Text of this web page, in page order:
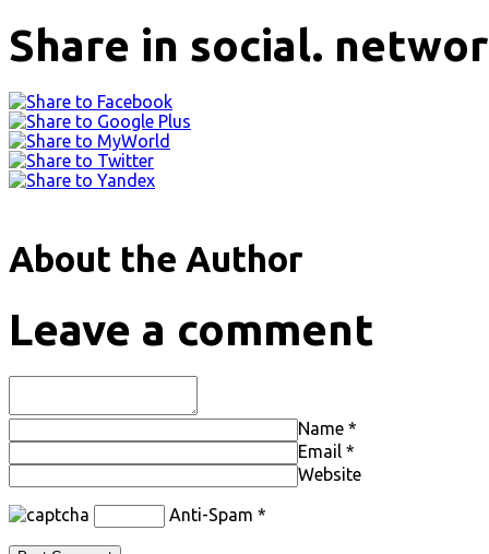
Share in social.
About the Author
Leave a comment
Name *
Email *
Website
Anti-Spam *